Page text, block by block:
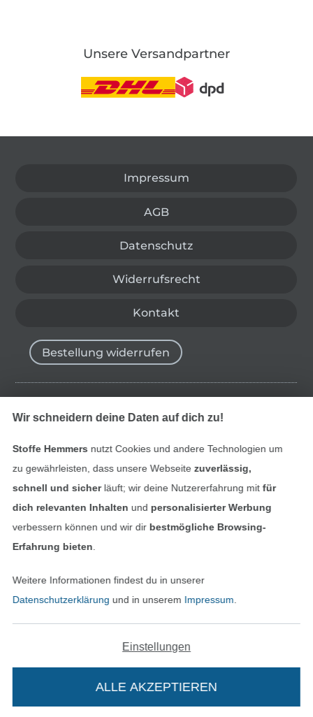
Unsere Versandpartner
Impressum
AGB
Datenschutz
Widerrufsrecht
Kontakt
Alle Preise inkl. der gesetzl. MwSt.
Die durchgestrichenen Preise entsprechen dem
bisherigen Preis bei Stoffe Hemmers.
Bestellung widerrufen
Finde mehr Inspiration
Deutsch
Nederlands
In den niederländischen
Français
In den
Wir schneidern deine Daten auf dich zu!
Stoffe Hemmers nutzt Cookies und andere Technologien um
zu gewährleisten, dass unsere Webseite zuverlässig,
schnell und sicherläuft; wir deine Nutzererfahrung mitfür
dich relevanten Inhalten und personalisierter Werbung
verbessern können und wir dir bestmögliche Browsing-
Erfahrung bieten
Weitere Informationen findest du in unserer
Datenschutzerklärung und in unserem Impressum
Einstellungen
ALLE AKZEPTIEREN